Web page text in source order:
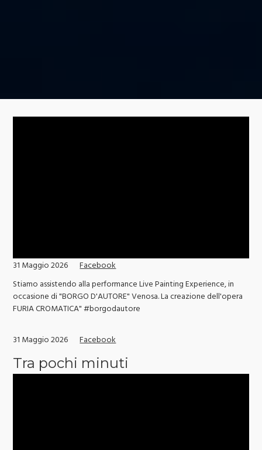
31 Maggio 2026
Facebook
Stiamo assistendo alla performance Live Painting Experience, in
occasione di "BORGO D'AUTORE" Venosa. La creazione dell'opera
FURIA CROMATICA" #borgodautore
31 Maggio 2026 Facebook
Tra pochi minuti